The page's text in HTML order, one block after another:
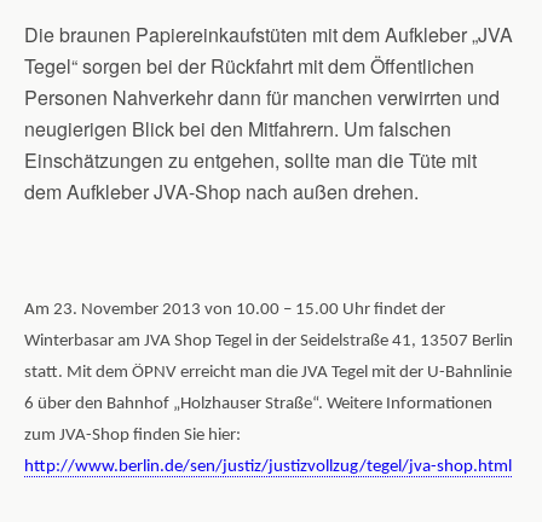
Die braunen Papiereinkaufstüten mit dem Aufkleber „JVA
Tegel“ sorgen bei der Rückfahrt mit dem Öffentlichen
Personen Nahverkehr dann für manchen verwirrten und
neugierigen Blick bei den Mitfahrern. Um falschen
Einschätzungen zu entgehen, sollte man die Tüte mit
dem Aufkleber JVA-Shop nach außen drehen.
Am 23. November 2013 von 10.00 – 15.00 Uhr findet der
Winterbasar am JVA Shop Tegel in der Seidelstraße 41, 13507 Berlin
statt. Mit dem ÖPNV erreicht man die JVA Tegel mit der U-Bahnlinie
6 über den Bahnhof „Holzhauser Straße“. Weitere Informationen
zum JVA-Shop finden Sie hier:
http://www.berlin.de/sen/justiz/justizvollzug/tegel/jva-shop.html